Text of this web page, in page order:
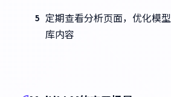
5 定期查看分析页面，优化模
库内容